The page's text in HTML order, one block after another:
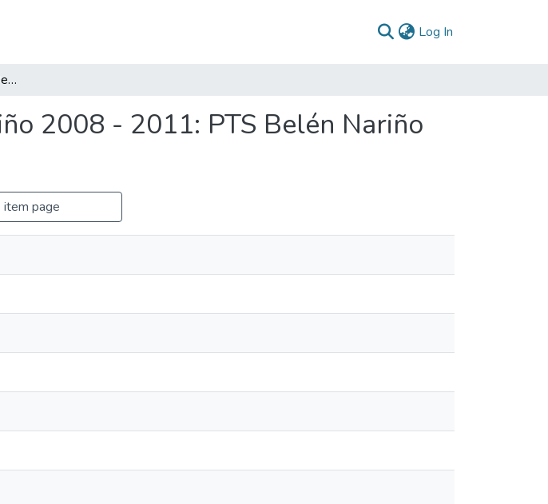
Log In
Plan Territorial de Salud Belén Nariño 2008 - 2011: PTS Belén Nariño 2008 - 2011
2008 - 2011: PTS Belén Nariño
item page